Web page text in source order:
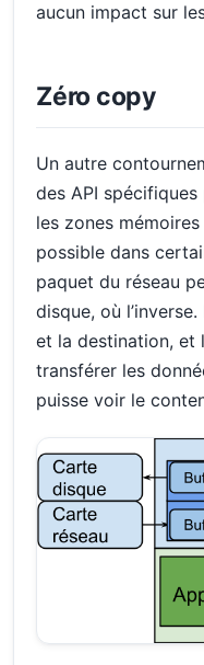
aucun impact sur
Zéro copy
Un autre
des API
les zones
possible dans
paquet du réseau
disque, où
et la destination, et
transférer les
puisse voir le